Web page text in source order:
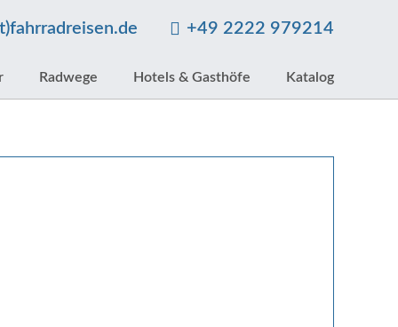
+49 2222 979214
Radwege Hotels & Gasthöfe Katalog